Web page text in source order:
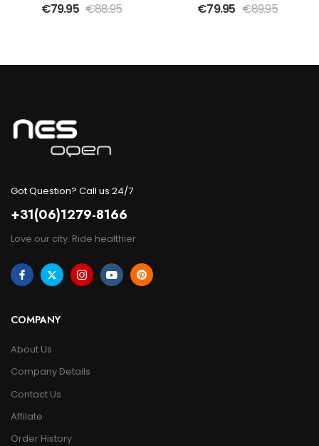
€79.95 €88.95 €79.95 €89.95
Got Question? Call us 24/7
+31(06)1279-8166
Love our city. Ride healthier
COMPANY
About Us
Company Details
Contact Us
Affilate
Order History